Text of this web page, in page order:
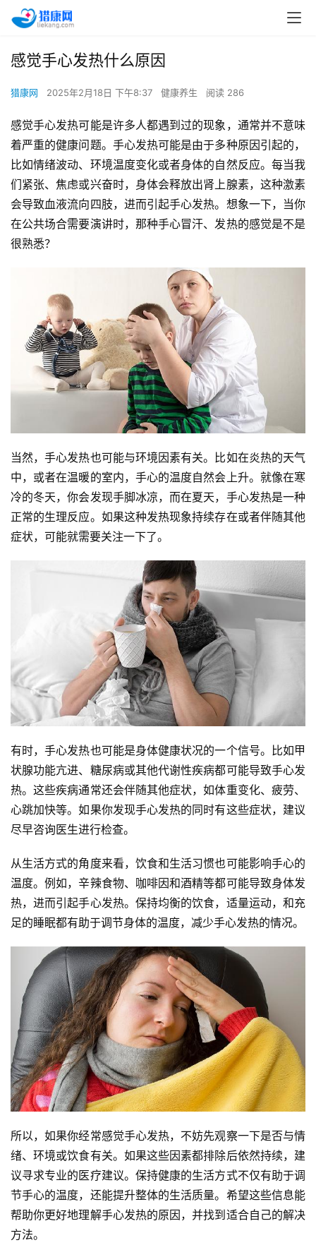
感觉手心发热什么原因
猎康网 2025年2月18日 下午8:37 健康养生 阅读 286
感觉手心发热可能是许多人都遇到过的现象，通常并不意味
着严重的健康问题。手心发热可能是由于多种原因引起的，
比如情绪波动、环境温度变化或者身体的自然反应。每当我
们紧张、焦虑或兴奋时，身体会释放出肾上腺素，这种激素
会导致血液流向四肢，进而引起手心发热。想象一下，当你
在公共场合需要演讲时，那种手心冒汗、发热的感觉是不是
很熟悉？
当然，手心发热也可能与环境因素有关。比如在炎热的天气
中，或者在温暖的室内，手心的温度自然会上升。就像在寒
冷的冬天，你会发现手脚冰凉，而在夏天，手心发热是一种
正常的生理反应。如果这种发热现象持续存在或者伴随其他
症状，可能就需要关注一下了。
有时，手心发热也可能是身体健康状况的一个信号。比如甲
状腺功能亢进、糖尿病或其他代谢性疾病都可能导致手心发
热。这些疾病通常还会伴随其他症状，如体重变化、疲劳、
心跳加快等。如果你发现手心发热的同时有这些症状，建议
尽早咨询医生进行检查。
从生活方式的角度来看，饮食和生活习惯也可能影响手心的
温度。例如，辛辣食物、咖啡因和酒精等都可能导致身体发
热，进而引起手心发热。保持均衡的饮食，适量运动，和充
足的睡眠都有助于调节身体的温度，减少手心发热的情况。
所以，如果你经常感觉手心发热，不妨先观察一下是否与情
绪、环境或饮食有关。如果这些因素都排除后依然持续，建
议寻求专业的医疗建议。保持健康的生活方式不仅有助于调
节手心的温度，还能提升整体的生活质量。希望这些信息能
帮助你更好地理解手心发热的原因，并找到适合自己的解决
方法。